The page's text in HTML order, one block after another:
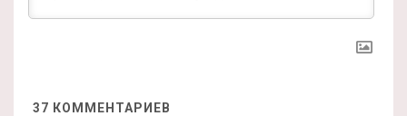
37 КОММЕНТАРИЕВ